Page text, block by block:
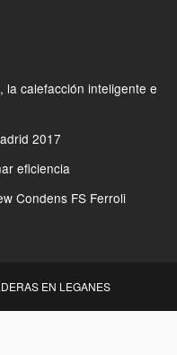
la calefacción inteligente e
2017
eficiencia
Condens FS Ferroli
EN LEGANES